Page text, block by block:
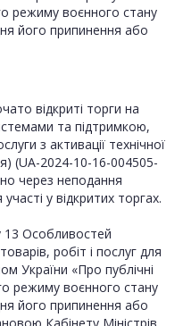
режиму воєнного стану
його припинення або
відкриті торги на
та підтримкою,
з активації технічної
(UA-2024-10-16-004505-
через неподання
у відкритих торгах.
13 Особливостей
робіт і послуг для
України «Про публічні
режиму воєнного стану
його припинення або